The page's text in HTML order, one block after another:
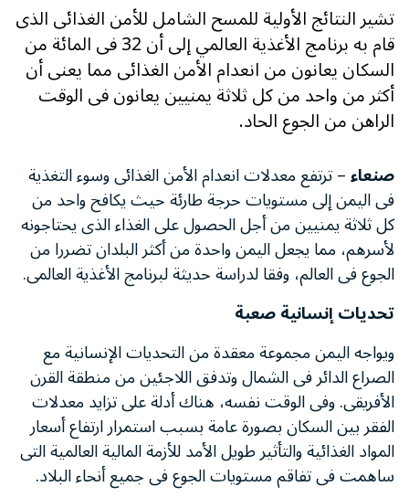
تشير النتائج الأولية للمسح الشامل للأمن الغذائى الذى
قام به برنامج الأغذية العالمي إلى أن 32 فى المائة من
السكان يعانون من انعدام الأمن الغذائى مما يعنى أن
أكثر من واحد من كل ثلاثة يمنيين يعانون فى الوقت
الراهن من الجوع الحاد.
صنعاء– ترتفع معدلات انعدام الأمن الغذائى وسوء التغذية
فى اليمن إلى مستويات حرجة طارئة حيث يكافح واحد من
كل ثلاثة يمنيين من أجل الحصول على الغذاء الذى يحتاجونه
لأسرهم، مما يجعل اليمن واحدة من أكثر البلدان تضررا من
الجوع فى العالم، وفقا لدراسة حديثة لبرنامج الأغذية العالمى.
تحديات إنسانية صعبة
ويواجه اليمن مجموعة معقدة من التحديات الإنسانية مع
الصراع الدائر فى الشمال وتدفق اللاجئين من منطقة القرن
الأفريقى. وفى الوقت نفسه، هناك أدلة على تزايد معدلات
الفقر بين السكان بصورة عامة بسبب استمرار ارتفاع أسعار
المواد الغذائية والتأثير طويل الأمد للأزمة المالية العالمية التى
ساهمت فى تفاقم مستويات الجوع فى جميع أنحاء البلاد.